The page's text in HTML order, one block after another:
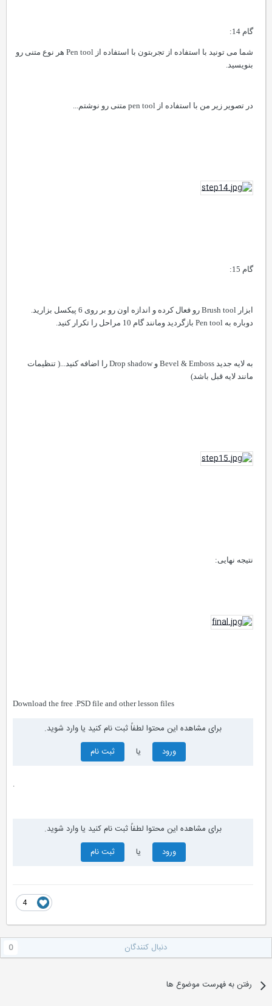
گام 14:
شما می تونید با استفاده از تجربتون با استفاده از Pen toolهر نوع متنی رو
بنویسید.
در تصویر زیر من با استفاده از pen toolمتنی رو نوشتم...
گام 15:
ابزار Brush tool
رو فعال کرده و اندازه اون رو بر روی 6 پیکسل بزارید.
دوباره به Pen tool بازگردید ومانند گام 10 مراحل را تکرار کنید.
به لایه جدیدBevel & EmbossوDrop shadowرا اضافه کنید...( تنظیمات
مانند لایه قبل باشد)
نتیجه نهایی:
Download the free .PSD file and other lesson files
برای مشاهده این محتوا لطفاً ثبت نام کنید یا وارد شوید.
ورود
ثبت نام
برای مشاهده این محتوا لطفاً ثبت نام کنید یا وارد شوید.
ورود
ثبت نام
دنبال کنندگان
رفتن به فهرست موضوع ها